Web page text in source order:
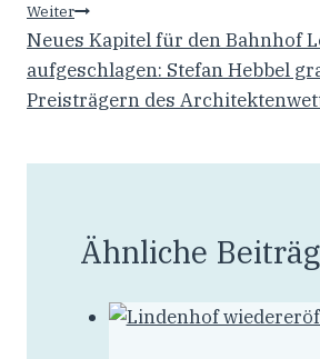
Weiter
Neues Kapitel für den Bahnhof
aufgeschlagen: Stefan Hebbel
Preisträgern des
Ähnliche